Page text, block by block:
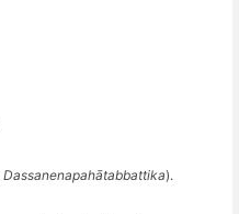
Dassanenapahātabbattika).